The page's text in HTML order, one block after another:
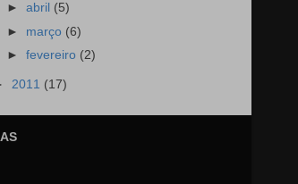
►abril (5)
► março (6)
►fevereiro (2)
2011 (17)